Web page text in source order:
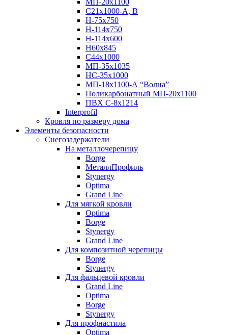
МП-20х1100
С21х1000-А, В
H-75х750
Н-114х750
Н-114х600
Н60х845
С44х1000
МП-35х1035
НС-35х1000
МП-18х1100-А “Волна”
Поликарбонатный МП-20х1100
ПВХ С-8х1214
Interprofil
Кровля по размеру дома
Элементы безопасности
Снегозадержатели
На металлочерепицу
Borge
МеталлПрофиль
Stynergy
Optima
Grand Line
Для мягкой кровли
Optima
Borge
Stynergy
Grand Line
Для композитной черепицы
Borge
Stynergy
Для фальцевой кровли
Grand Line
Optima
Borge
Stynergy
Для профнастила
Optima